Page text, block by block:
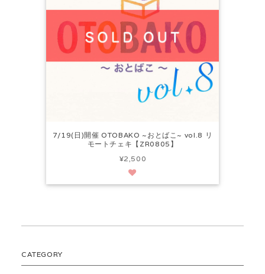
7/19(日)開催 OTOBAKO ~おとばこ~ vol.8 リ
モートチェキ【ZR0805】
¥2,500
CATEGORY